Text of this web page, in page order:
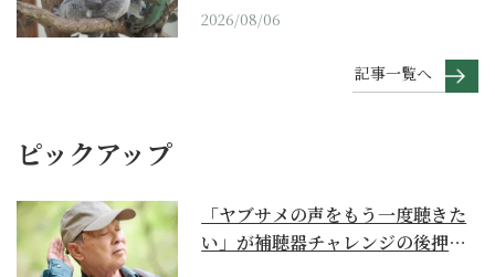
2026/08/06
記事一覧へ
ピックアップ
「ヤブサメの声をもう一度聴きた
い」が補聴器チャレンジの後押し